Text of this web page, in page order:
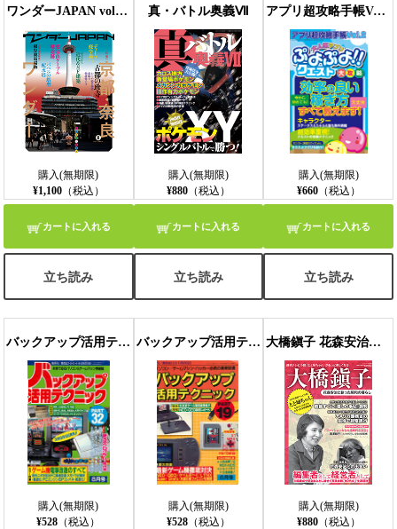
【モバイルビューア】
ワンダーJAPAN vol.08
購入(無期限)
¥1,100（税込）
カートに入れる
立ち読み
真・バトル奥義Ⅶ
購入(無期限)
¥880（税込）
カートに入れる
立ち読み
アプリ超攻略手帳Vol.2
購入(無期限)
¥660（税込）
カートに入れる
立ち読み
バックアップ活用テクニック３２
購入(無期限)
¥528 （税込）
バックアップ活用テクニック１９
購入(無期限)
¥528（税込）
大橋鎭子 花森安治と創った昭和の暮らし
購入(無期限)
¥880（税込）